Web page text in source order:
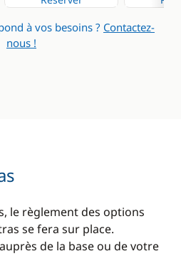
à vos besoins ? Contactez-
nous !
le règlement des options
se fera sur place.
de la base ou de votre